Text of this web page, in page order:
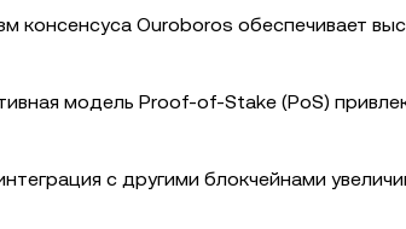
консенсуса Ouroboros обеспечивает
модель Proof-of-Stake (PoS)
с другими блокчейнами